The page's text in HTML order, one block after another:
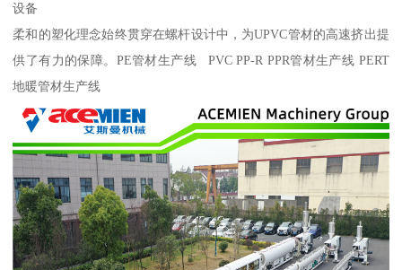
设备
柔和的塑化理念始终贯穿在螺杆设计中，为UPVC管材的高速挤出提
供了有力的保障。PE管材生产线 PVC PP-R PPR管材生产线 PERT
地暖管材生产线